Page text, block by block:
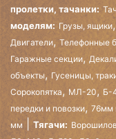
пролетки, тачанки:
моделям: Грузы, ящики,
Двигатели, Телефонные
Гаражные секции,
объекты, Гусеницы,
Сорокопятка, МЛ-20, Б-
передки и повозки, 76мм
мм
Тягачи: